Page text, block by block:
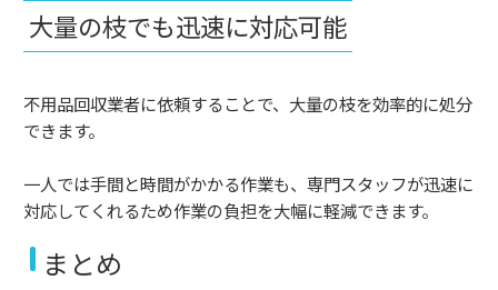
大量の枝でも迅速に対応可能
不用品回収業者に依頼することで、大量の枝を効率的に処分
できます。
一人では手間と時間がかかる作業も、専門スタッフが迅速に
対応してくれるため作業の負担を大幅に軽減できます。
まとめ